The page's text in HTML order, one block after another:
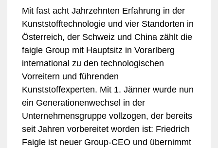
Mit fast acht Jahrzehnten Erfahrung in der
Kunststofftechnologie und vier Standorten in
Österreich, der Schweiz und China zählt die
faigle Group mit Hauptsitz in Vorarlberg
international zu den technologischen
Vorreitern und führenden
Kunststoffexperten. Mit 1. Jänner wurde nun
ein Generationenwechsel in der
Unternehmensgruppe vollzogen, der bereits
seit Jahren vorbereitet worden ist: Friedrich
Faigle ist neuer Group-CEO und übernimmt